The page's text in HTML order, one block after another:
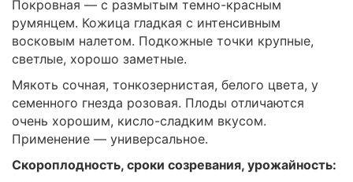
Покровная — с размытым темно-красным
румянцем. Кожица гладкая с интенсивным
восковым налетом. Подкожные точки крупные,
светлые, хорошо заметные.
Мякоть сочная, тонкозернистая, белого цвета, у
семенного гнезда розовая. Плоды отличаются
очень хорошим, кисло-сладким вкусом.
Применение — универсальное.
Скороплодность, сроки созревания, урожайность: